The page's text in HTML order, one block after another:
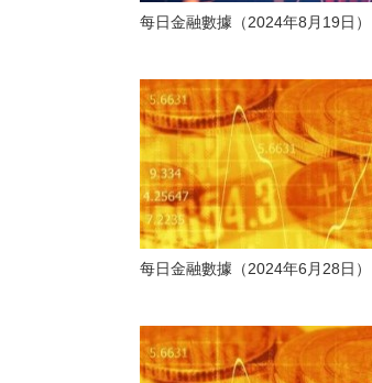
每日金融數據（2024年8月19日）
每日金融數據（2024年6月28日）